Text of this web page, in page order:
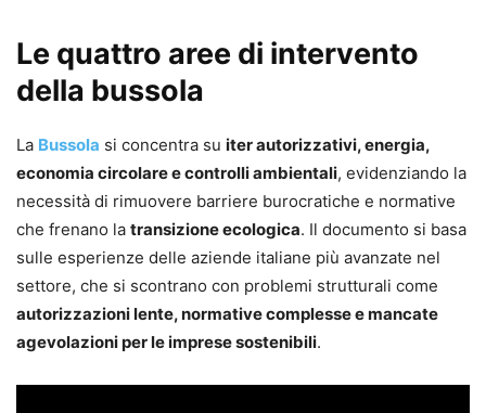
Le quattro aree di intervento
della bussola
La Bussola si concentra su iter autorizzativi, energia,
economia circolare e controlli ambientali, evidenziando la
necessità di rimuovere barriere burocratiche e normative
che frenano la transizione ecologica. Il documento si basa
sulle esperienze delle aziende italiane più avanzate nel
settore, che si scontrano con problemi strutturali come
autorizzazioni lente, normative complesse e mancate
agevolazioni per le imprese sostenibili.